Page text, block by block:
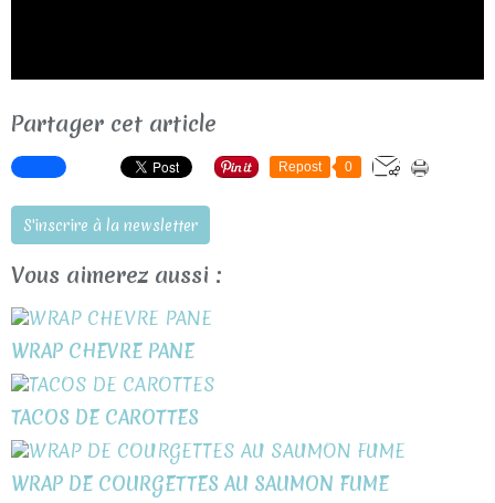
Partager cet article
Repost 0
S'inscrire à la newsletter
Vous aimerez aussi :
WRAP CHEVRE PANE
TACOS DE CAROTTES
WRAP DE COURGETTES AU SAUMON FUME